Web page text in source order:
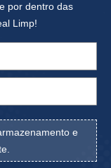
por dentro das
Limp!
e